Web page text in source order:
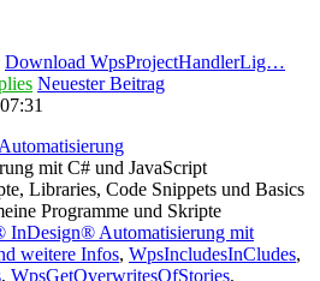
Download WpsProjectHandlerLig…
Neuester Beitrag
mit C# und JavaScript
Libraries, Code Snippets und Basics
Programme und Skripte
InDesign® Automatisierung mit
weitere Infos, WpsIncludesInCludes,
, WpsGetOverwritesOfStories,